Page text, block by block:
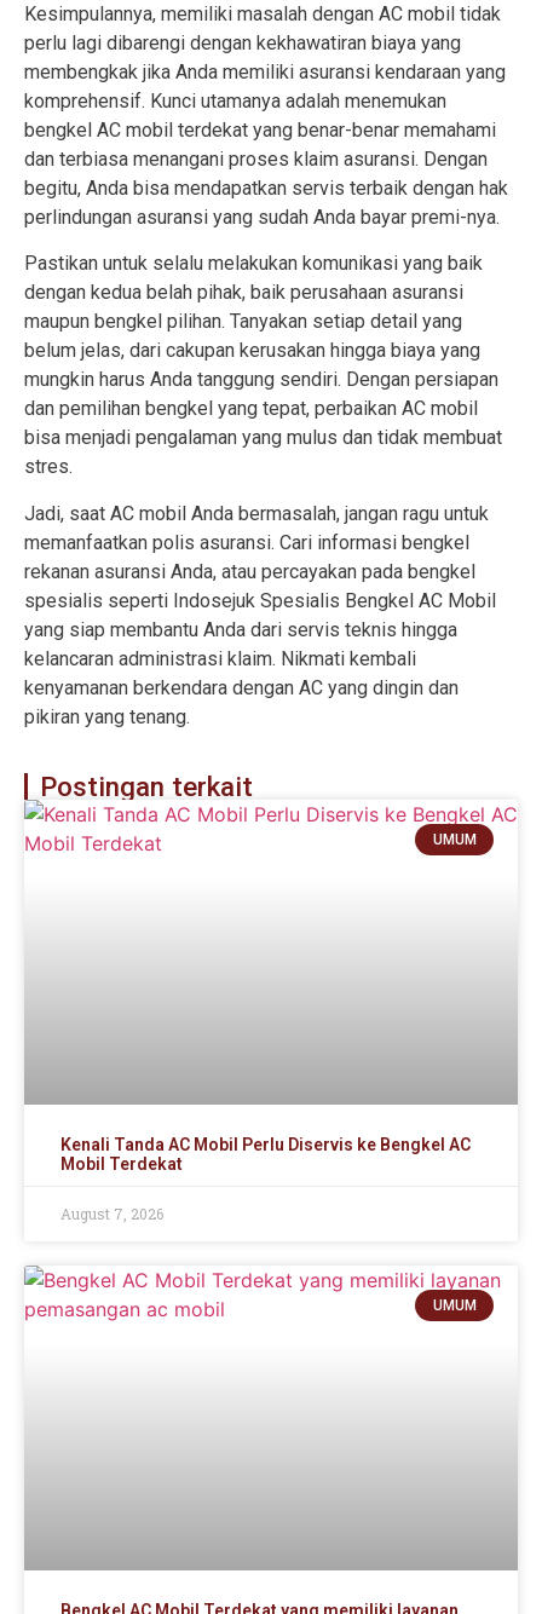
Kesimpulannya, memiliki masalah dengan AC mobil tidak
perlu lagi dibarengi dengan kekhawatiran biaya yang
membengkak jika Anda memiliki asuransi kendaraan yang
komprehensif. Kunci utamanya adalah menemukan
bengkel AC mobil terdekat yang benar-benar memahami
dan terbiasa menangani proses klaim asuransi. Dengan
begitu, Anda bisa mendapatkan servis terbaik dengan hak
perlindungan asuransi yang sudah Anda bayar premi-nya.
Pastikan untuk selalu melakukan komunikasi yang baik
dengan kedua belah pihak, baik perusahaan asuransi
maupun bengkel pilihan. Tanyakan setiap detail yang
belum jelas, dari cakupan kerusakan hingga biaya yang
mungkin harus Anda tanggung sendiri. Dengan persiapan
dan pemilihan bengkel yang tepat, perbaikan AC mobil
bisa menjadi pengalaman yang mulus dan tidak membuat
stres.
Jadi, saat AC mobil Anda bermasalah, jangan ragu untuk
memanfaatkan polis asuransi. Cari informasi bengkel
rekanan asuransi Anda, atau percayakan pada bengkel
spesialis seperti Indosejuk Spesialis Bengkel AC Mobil
yang siap membantu Anda dari servis teknis hingga
kelancaran administrasi klaim. Nikmati kembali
kenyamanan berkendara dengan AC yang dingin dan
pikiran yang tenang.
Postingan terkait
UMUM
Kenali Tanda AC Mobil Perlu Diservis ke Bengkel AC
Mobil Terdekat
August 7, 2026
UMUM